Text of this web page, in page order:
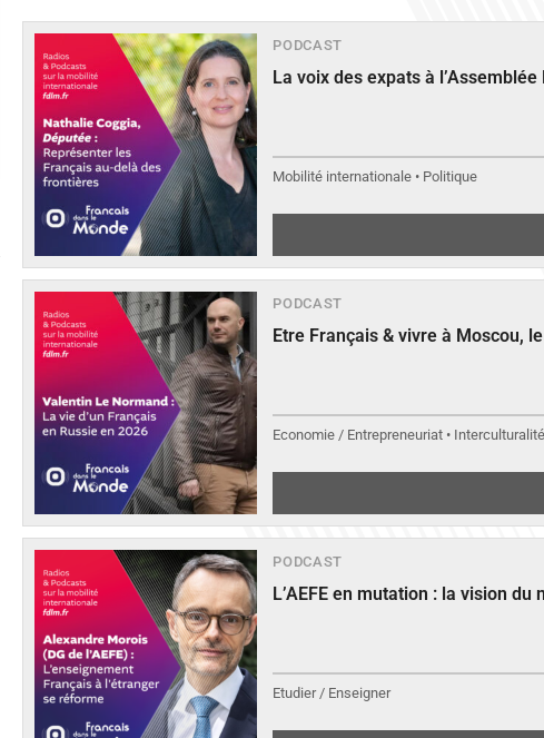
PODCAST
La voix des expats à
Mobilité internationale • Politique
PODCAST
Etre Français & vivre à Moscou,
Economie / Entrepreneuriat •
PODCAST
L’AEFE en mutation : la vision
Etudier / Enseigner